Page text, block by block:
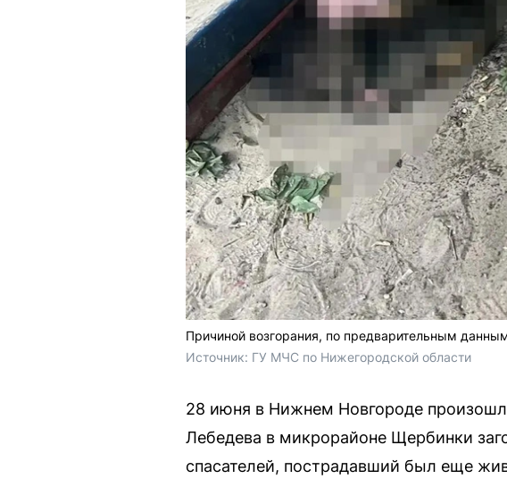
Причиной возгорания, по предварительным
Источник: ГУ МЧС по Нижегородской области
28 июня в Нижнем Новгороде
Лебедева в микрорайоне Щербинки
спасателей, пострадавший был еще